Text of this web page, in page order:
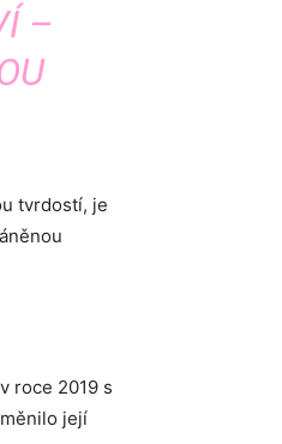
–
tvrdostí, je
roce 2019 s
její